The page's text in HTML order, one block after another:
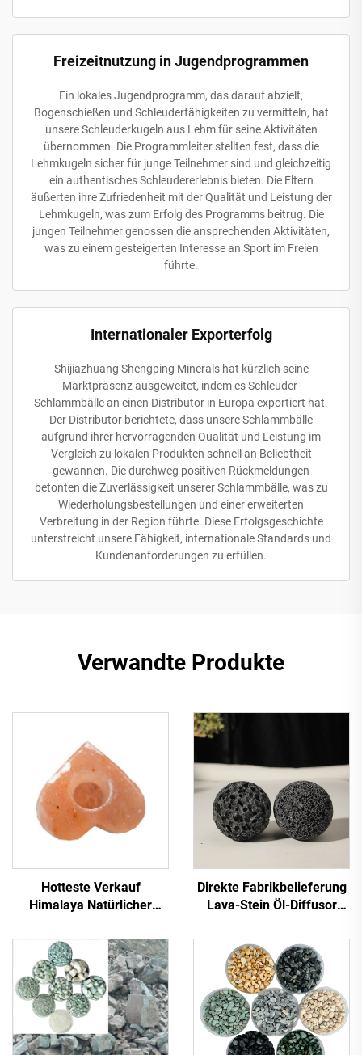
Freizeitnutzung in Jugendprogrammen
Ein lokales Jugendprogramm, das darauf abzielt,
Bogenschießen und Schleuderfähigkeiten zu vermitteln, hat
unsere Schleuderkugeln aus Lehm für seine Aktivitäten
übernommen. Die Programmleiter stellten fest, dass die
Lehmkugeln sicher für junge Teilnehmer sind und gleichzeitig
ein authentisches Schleudererlebnis bieten. Die Eltern
äußerten ihre Zufriedenheit mit der Qualität und Leistung der
Lehmkugeln, was zum Erfolg des Programms beitrug. Die
jungen Teilnehmer genossen die ansprechenden Aktivitäten,
was zu einem gesteigerten Interesse an Sport im Freien
führte.
Internationaler Exporterfolg
Shijiazhuang Shengping Minerals hat kürzlich seine
Marktpräsenz ausgeweitet, indem es Schleuder-
Schlammbälle an einen Distributor in Europa exportiert hat.
Der Distributor berichtete, dass unsere Schlammbälle
aufgrund ihrer hervorragenden Qualität und Leistung im
Vergleich zu lokalen Produkten schnell an Beliebtheit
gewannen. Die durchweg positiven Rückmeldungen
betonten die Zuverlässigkeit unserer Schlammbälle, was zu
Wiederholungsbestellungen und einer erweiterten
Verbreitung in der Region führte. Diese Erfolgsgeschichte
unterstreicht unsere Fähigkeit, internationale Standards und
Kundenanforderungen zu erfüllen.
Verwandte Produkte
Hotteste Verkauf
Himalaya Natürlicher
Hochwertige Kerzenhalter
Steinsalz Natürliche
Himalaya-Salzlampen
Direkte Fabrikbelieferung
Lava-Stein Öl-Diffusor
frische Luft schwarz/rot
Farbe